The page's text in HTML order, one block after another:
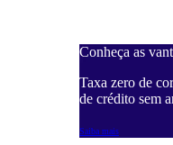
Conheça as
Taxa zero de
de crédito sem
Saiba mais